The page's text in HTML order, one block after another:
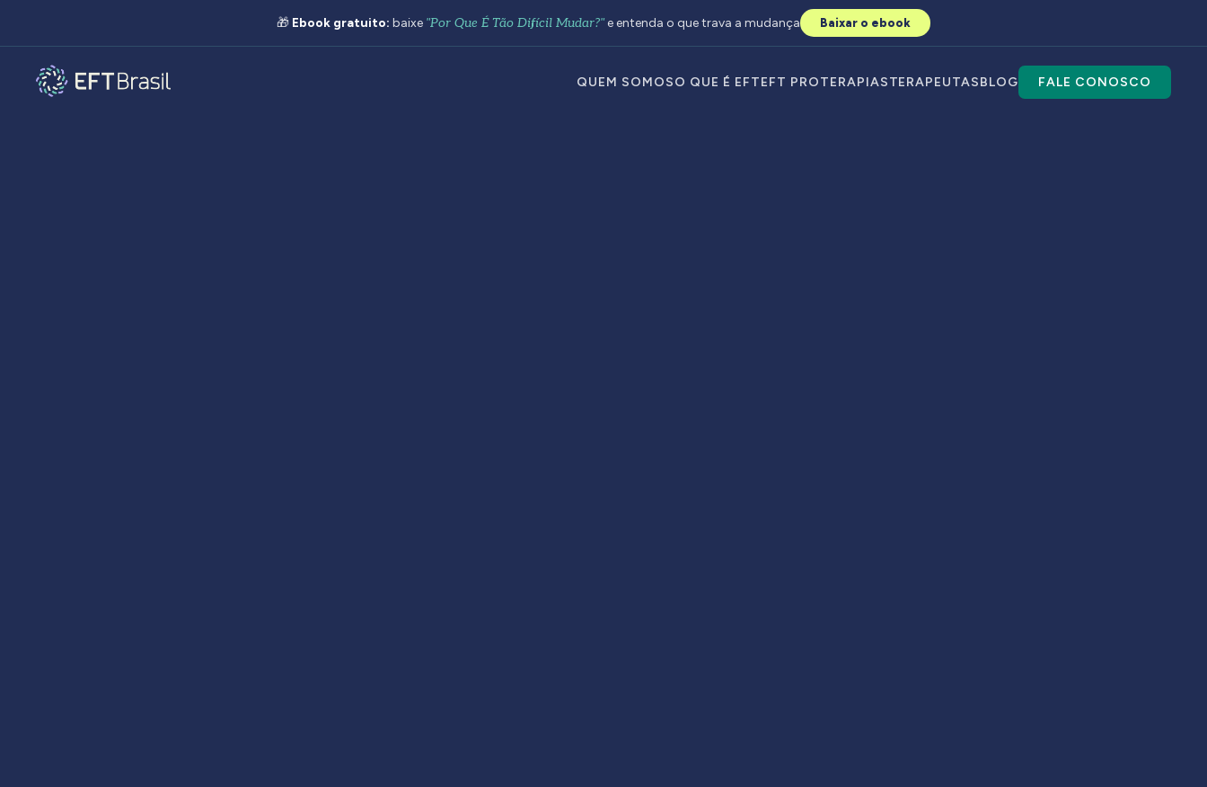
QUEM SOMOSO QUE É EFTEFT PROTERAPIASTERAPEUTASBLOG FALE CONOSCO
🎁 Ebook gratuito: baixe "Por Que É Tão Difícil Mudar?"e entenda o que trava a mudança Baixar o ebook